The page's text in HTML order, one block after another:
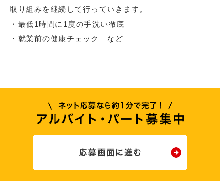
取り組みを継続して行っていきます。
・最低1時間に1度の手洗い徹底
・就業前の健康チェック など